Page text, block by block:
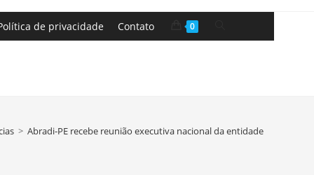
de privacidade Contato 0
> Abradi-PE recebe reunião executiva nacional da entidade